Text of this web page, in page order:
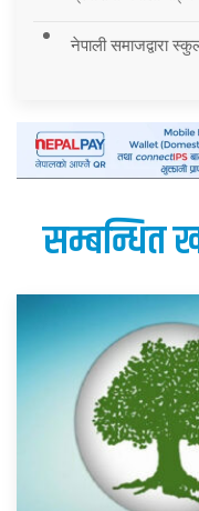
नेपाली समाजद्वारा
सम्बन्धित